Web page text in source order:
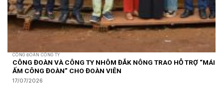
CÔNG ĐOÀN CÔNG TY
CÔNG ĐOÀN VÀ CÔNG TY NHÔM ĐẮK NÔNG TRAO HỖ TRỢ “MÁI
ẤM CÔNG ĐOÀN” CHO ĐOÀN VIÊN
17/07/2026